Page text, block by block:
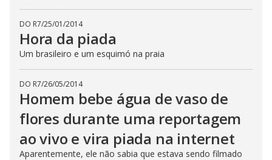
DO R7/25/01/2014
Hora da piada
Um brasileiro e um esquimó na praia
DO R7/26/05/2014
Homem bebe água de vaso de
flores durante uma reportagem
ao vivo e vira piada na internet
Aparentemente, ele não sabia que estava sendo filmado